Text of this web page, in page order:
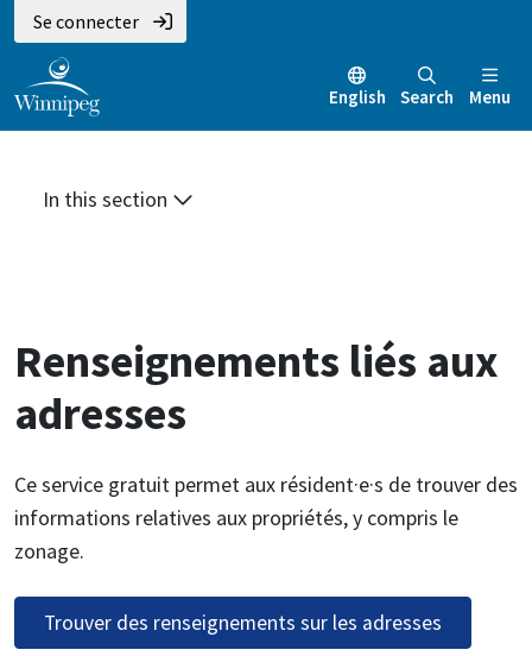
Aller
au
contenu
principal
Skip
to
main
menu
Skip
to
footer
Se connecter
English Search Menu
In this section
Renseignements liés aux
adresses
Ce service gratuit permet aux résident·e·s de trouver des
informations relatives aux propriétés, y compris le
zonage.
Trouver des renseignements sur les adresses